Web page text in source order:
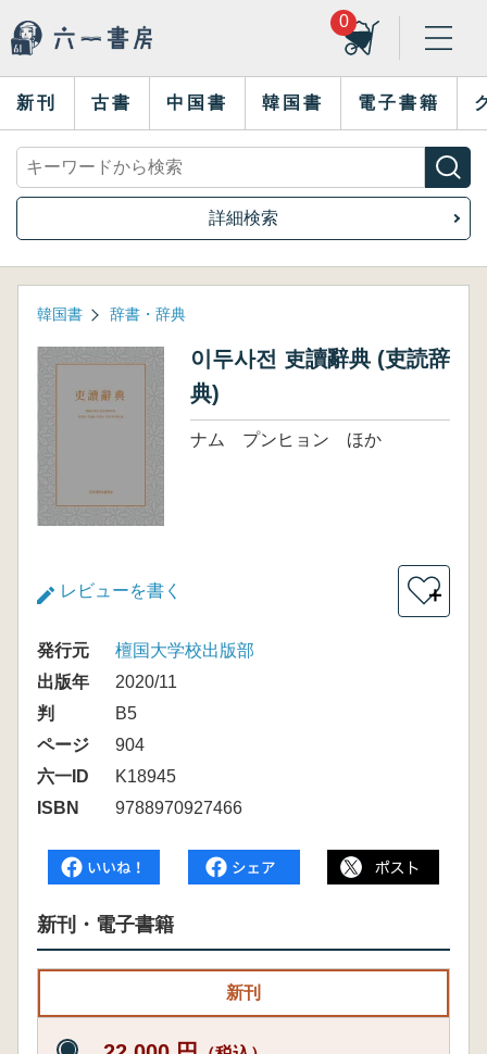
0
新刊 古書 中国書 韓国書 電子書籍
詳細検索
韓国書 辞書・辞典
이두사전 吏讀辭典 (吏読辞
典)
ナム プンヒョン ほか
レビューを書く ＋
発行元
檀国大学校出版部
出版年
2020/11
判
B5
ページ
904
六一ID
K18945
ISBN
9788970927466
新刊・電子書籍
新刊